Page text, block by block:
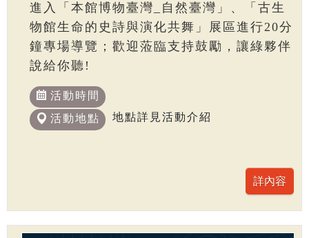
進入「本館博物臺灣_自然臺灣」、「古生
物館生命的史詩與演化共舞」展區進行20分
鐘專場導覽；歡迎蒞臨支持鼓勵，讓綠夥伴
說給你聽!
活動時間
活動地點
地點詳見活動介紹